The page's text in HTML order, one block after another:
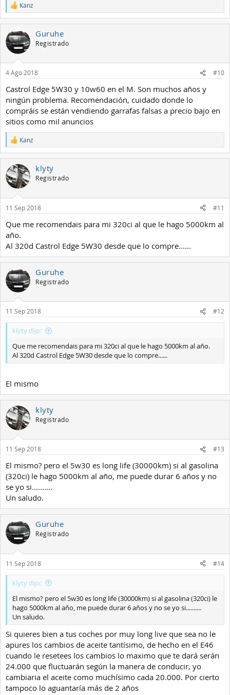
R
e
a
c
c
i
n
e
:
Kanz
Guruhe
Registrado
4 Ago 2018 #10
Castrol Edge 5W30 y 10w60 en el M. Son muchos años y
ningún problema. Recomendación, cuidado donde lo
compráis se están vendiendo garrafas falsas a precio bajo en
sitios como mil anuncios
R
e
a
c
c
i
n
e
:
Kanz
klyty
Registrado
11 Sep 2018 #11
Que me recomendais para mi 320ci al que le hago 5000km al
año.
Al 320d Castrol Edge 5W30 desde que lo compre......
Guruhe
Registrado
11 Sep 2018 #12
klyty dijo:
Que me recomendais para mi 320ci al que le hago 5000km al año.
Al 320d Castrol Edge 5W30 desde que lo compre......
El mismo
klyty
Registrado
11 Sep 2018 #13
El mismo? pero el 5w30 es long life (30000km) si al gasolina
(320ci) le hago 5000km al año, me puede durar 6 años y no
se yo si..........
Un saludo.
Guruhe
Registrado
11 Sep 2018 #14
klyty dijo:
El mismo? pero el 5w30 es long life (30000km) si al gasolina (320ci) le
hago 5000km al año, me puede durar 6 años y no se yo si..........
Un saludo.
Si quieres bien a tus coches por muy long live que sea no le
apures los cambios de aceite tantísimo, de hecho en el E46
cuando le resetees los cambios lo maximo que te dará serán
24.000 que fluctuarán según la manera de conducir, yo
cambiaria el aceite como muchísimo cada 20.000. Por cierto
tampoco lo aguantaría más de 2 años